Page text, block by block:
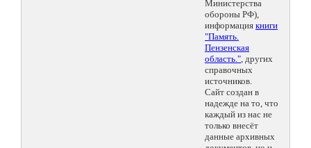
Министерства
обороны РФ),
информация книги
"Память.
Пензенская
область.", других
справочных
источников.
Сайт создан в
надежде на то, что
каждый из нас не
только внесёт
данные архивных